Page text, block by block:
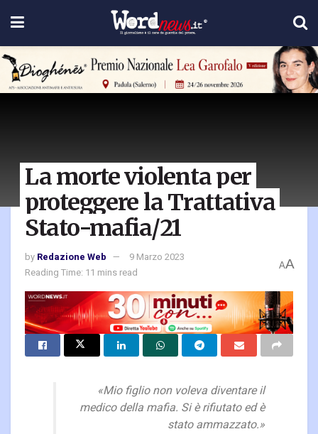
La morte violenta per
proteggere la Trattativa
Stato-mafia/21
by Redazione Web
9 Marzo 2023
Reading Time: 11 mins read
AA
«Mio figlio non voleva diventare il
medico della mafia. Si è rifiutato ed è
stato ammazzato.»